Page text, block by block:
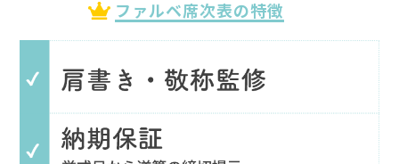
ファルベ席次表の特徴